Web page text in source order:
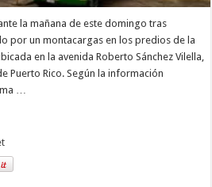
la mañana de este domingo tras
por un montacargas en los predios de la
en la avenida Roberto Sánchez Vilella,
Puerto Rico. Según la información
…